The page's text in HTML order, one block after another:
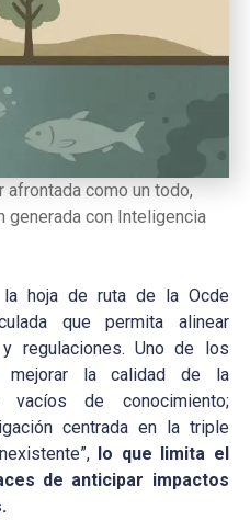
como un todo,
generada con Inteligencia
hoja de ruta de la Ocde
que permita alinear
regulaciones. Uno de los
mejorar la calidad de la
vacíos de conocimiento;
centrada en la triple
lo que limita el
de anticipar impactos